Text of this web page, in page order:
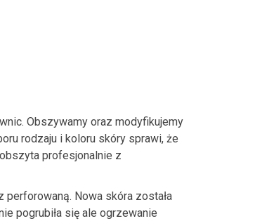
Obszywamy oraz modyfikujemy
rodzaju i koloru skóry sprawi, że
profesjonalnie z
perforowaną. Nowa skóra została
pogrubiła się ale ogrzewanie